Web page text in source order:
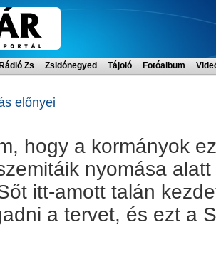
Rádió Zs Zsidónegyed Tájoló Fotóalbum
előnyei
hogy a kormányok
nyomása
itt-amott talán
a tervet, és ezt a